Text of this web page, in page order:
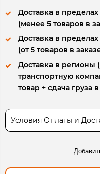
Доставка в
(менее 5 товаров в
Доставка в
(от 5 товаров в
Доставка в регионы
транспортную
товар + сдача груза
Условия Оплаты и